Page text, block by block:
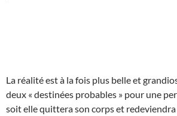
La réalité est à la fois plus belle et
deux « destinées probables » pour une
soit elle quittera son corps et redeviendra